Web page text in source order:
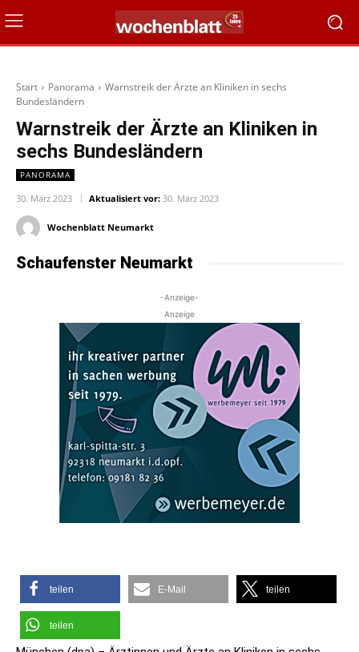
Start Panorama
Warnstreik der Ärzte an Kliniken in sechs
Bundesländern
Warnstreik der Ärzte an Kliniken in
sechs Bundesländern
PANORAMA
30. März 2023 Aktualisiert vor: 30. März 2023
Wochenblatt Neumarkt
Schaufenster Neumarkt
-Anzeige-
Anzeige
teilen E-Mail teilen
teilen